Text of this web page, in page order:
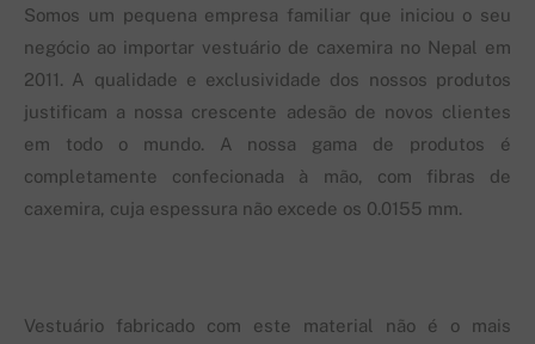
Somos um pequena empresa familiar que iniciou o seu
negócio ao importar vestuário de caxemira no Nepal em
2011. A qualidade e exclusividade dos nossos produtos
justificam a nossa crescente adesão de novos clientes
em todo o mundo. A nossa gama de produtos é
completamente confecionada à mão, com fibras de
caxemira, cuja espessura não excede os 0.0155 mm.
Vestuário fabricado com este material não é o mais